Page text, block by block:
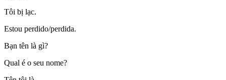
Tôi bị lạc.
Estou perdido/perdida.
Bạn tên là gì?
Qual é o seu nome?